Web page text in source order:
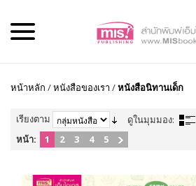
หน้าหลัก /หนังสือของเรา /หนังสือนิทานเด็ก
เรียงตาม
ดูในมุมมอง:
หน้า:
1 2 3 4 5